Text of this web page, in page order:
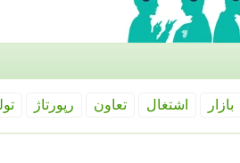
بازار اشتغال تعاون رپورتاژ